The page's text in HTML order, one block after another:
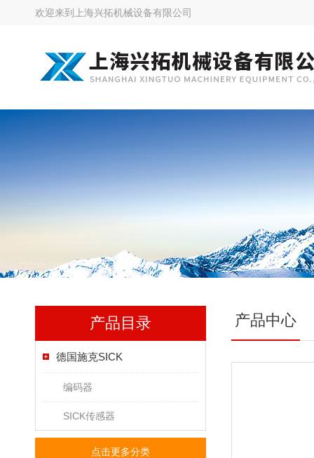
欢迎来到 上海兴拓机械设备有限公司
产品目录
德国施克SICK
编码器
SICK传感器
点击更多分类
产品中心